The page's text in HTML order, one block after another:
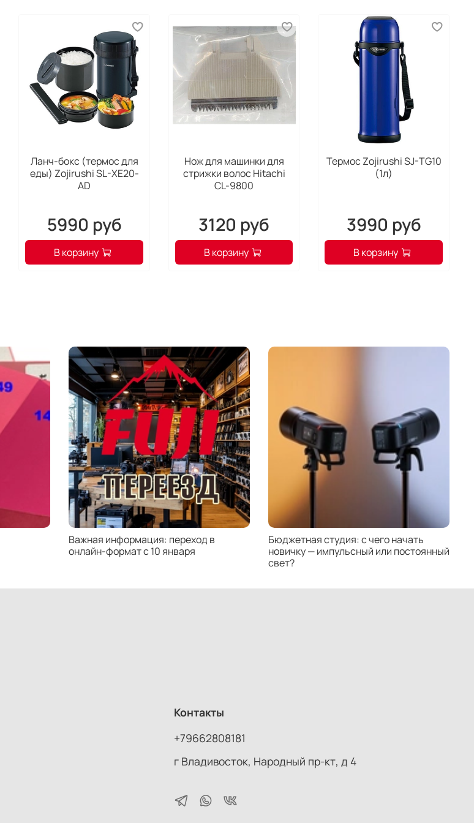
Ланч-бокс (термос для
еды) Zojirushi SL-XE20-
AD
5990 руб
В корзину
Нож для машинки для
стрижки волос Hitachi
CL-9800
3120 руб
В корзину
Термос Zojirushi SJ-TG10
(1л)
3990 руб
В корзину
Важная информация: переход в
онлайн-формат с 10 января
Бюджетная студия: с чего начать
новичку — импульсный или постоянный
свет?
Контакты
+79662808181
г Владивосток, Народный пр-кт, д 4